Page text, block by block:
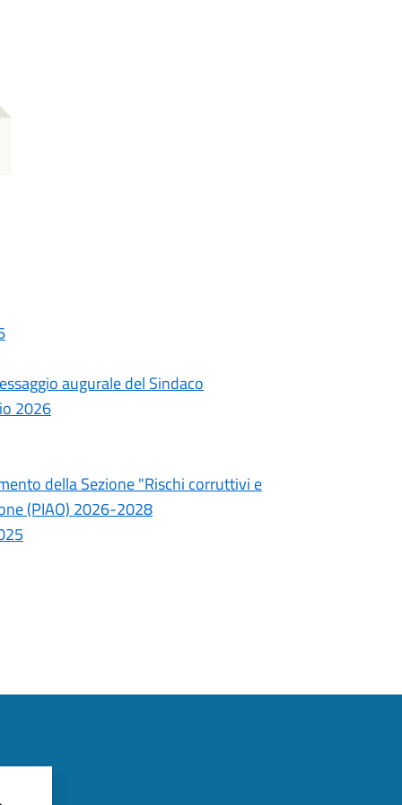
augurale del Sindaco
2026
della Sezione "Rischi corruttivi e
(PIAO) 2026-2028